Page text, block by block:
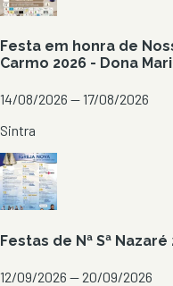
Festa em honra de
Carmo 2026 - Dona
14/08/2026 — 17/08/2026
Sintra
Festas de Nª Sª
12/09/2026 — 20/09/2026